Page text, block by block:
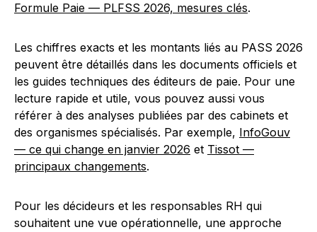
Formule Paie — PLFSS 2026, mesures clés.
Les chiffres exacts et les montants liés au PASS 2026
peuvent être détaillés dans les documents officiels et
les guides techniques des éditeurs de paie. Pour une
lecture rapide et utile, vous pouvez aussi vous
référer à des analyses publiées par des cabinets et
des organismes spécialisés. Par exemple, InfoGouv
— ce qui change en janvier 2026 et Tissot —
principaux changements.
Pour les décideurs et les responsables RH qui
souhaitent une vue opérationnelle, une approche